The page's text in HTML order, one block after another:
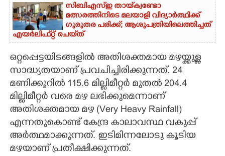
സിബിഎസ്‌ഇ തായ്‌ക്വണ്ടോ
മത്സരത്തിനിടെ മലയാളി വിദ്യാർത്ഥിക്ക്
ഗുരുതര പരിക്ക്; ആശുപത്രിയിലെത്തിച്ചത്
എയ‌ർലിഫ്‌റ്റ് ചെയ്‌ത്
ഒറ്റപ്പെട്ടയിടങ്ങളിൽ അതിശക്തമായ മഴയ്ക്കുള്ള
സാദ്ധ്യതയാണ് പ്രവചിച്ചിരിക്കുന്നത്. 24
മണിക്കൂറിൽ 115.6 മില്ലിമീറ്റർ മുതൽ 204.4
മില്ലിമീറ്റർ വരെ മഴ ലഭിക്കുമെന്നാണ്
അതിശക്തമായ മഴ (Very Heavy Rainfall)
എന്നതുകൊണ്ട് കേന്ദ്ര കാലാവസ്ഥ വകുപ്പ്
അർത്ഥമാക്കുന്നത്. ഇടിമിന്നലോടു കൂടിയ
മഴയാണ് പ്രതീക്ഷിക്കുന്നത്.